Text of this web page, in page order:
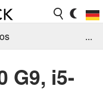
...
G9, i5-